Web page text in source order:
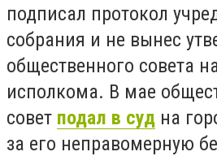
подписал протокол
собрания и не вынес
общественного совета
исполкома. В мае
совет подал в суд на
за его неправомерную